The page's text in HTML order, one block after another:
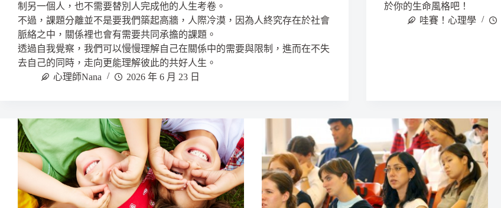
制另一個人，也不需要替別人完成他的人生考卷。
不過，課題分離並不是要我們築起高牆，人際冷漠，因為人終究存在於社會
脈絡之中，關係裡也會有需要共同承擔的課題。
透過自我覺察，我們可以慢慢理解自己在關係中的需要與限制，進而在不失
去自己的同時，走向更能理解彼此的共好人生。
心理師Nana
2026 年 6 月 23 日
於你的生命風格吧！
哇賽！心理學